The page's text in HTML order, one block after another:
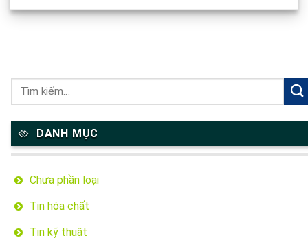
DANH MỤC
Chưa phần loại
Tin hóa chất
Tin kỹ thuật